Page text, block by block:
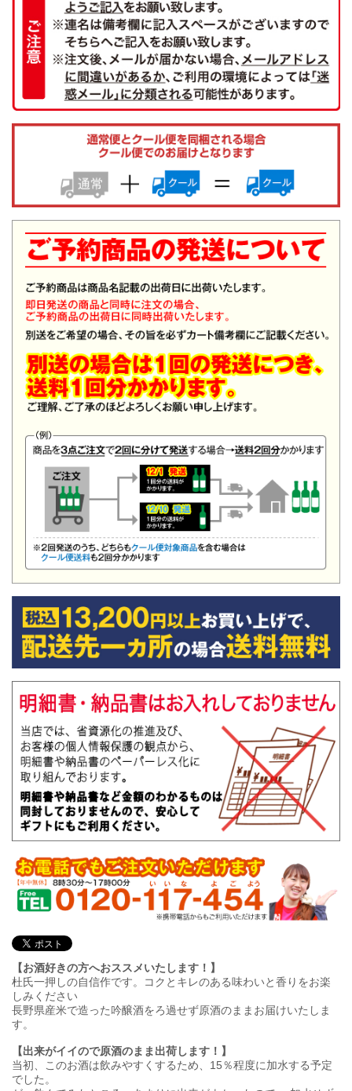
【お酒好きの方へおススメいたします！】
杜氏一押しの自信作です。コクとキレのある味わいと香りをお楽
しみください
長野県産米で造った吟醸酒をろ過せず原酒のままお届けいたしま
す。
【出来がイイので原酒のまま出荷します！】
当初、このお酒は飲みやすくするため、15％程度に加水する予定
でした。